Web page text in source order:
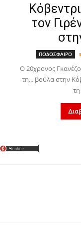
τον
ΠΟΔΟΣΦΑΙΡΟ
Ο 20χρονος
τη... βούλα στην